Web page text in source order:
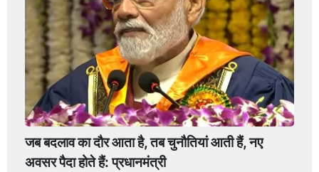
जब बदलाव का दौर आता है, तब चुनौतियां आती हैं, नए
अवसर पैदा होते हैं: प्रधानमंत्री